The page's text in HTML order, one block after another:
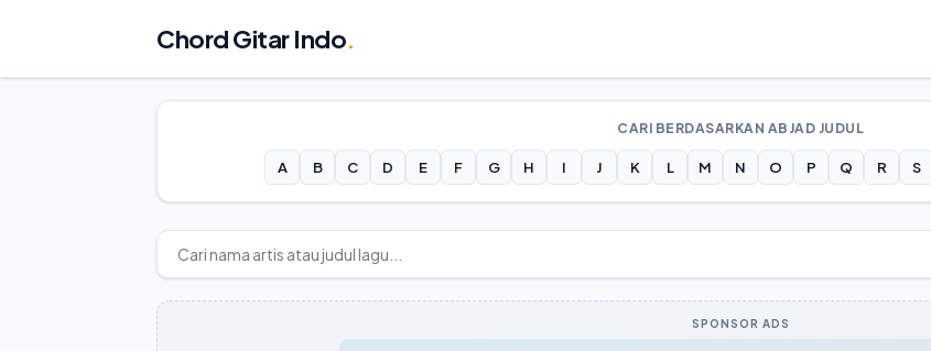
Chord Gitar Indo.
CARI BERDASARKAN ABJAD JUDUL
A B C D E F G H I J K L M N O P Q R S
SPONSOR ADS